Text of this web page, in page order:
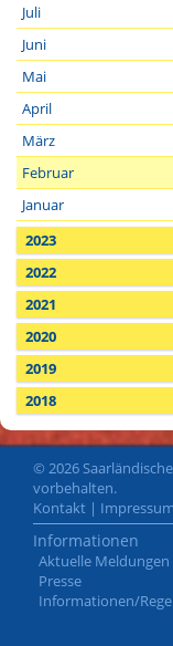
Juli
Juni
Mai
April
März
Februar
Januar
2023
2022
2021
2020
2019
2018
© 2026
vorbehalten.
Kontakt | Impressum
Informationen
Aktuelle Meldungen
Presse
Informationen/